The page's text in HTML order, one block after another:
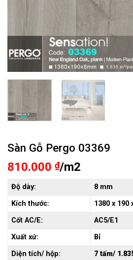
Sàn Gỗ Pergo 03369
810.000 ₫/m2
Độ dày:
8 mm
Kích thước:
1380 x 190
Cốt AC/E:
AC5/E1
Xuất xứ:
Bỉ
Diện tích/ hộp:
7 tấm/